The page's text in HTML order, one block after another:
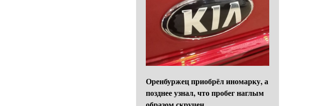
Оренбуржец приобрёл иномарку, а
позднее узнал, что пробег наглым